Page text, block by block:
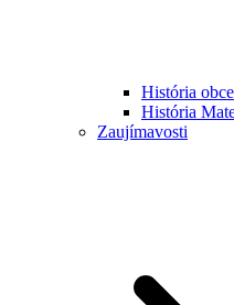
História obce
História
Zaujímavosti